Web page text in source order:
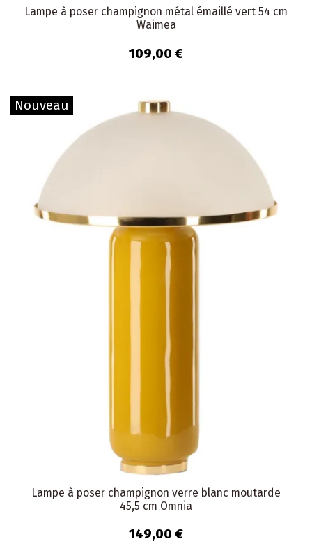
Lampe à poser champignon métal émaillé vert 54 cm
Waimea
109,00 €
Nouveau
Lampe à poser champignon verre blanc moutarde
45,5 cm Omnia
149,00 €